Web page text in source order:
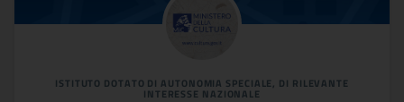
ISTITUTO DOTATO DI AUTONOMIA SPECIALE, DI RILEVANTE
INTERESSE NAZIONALE